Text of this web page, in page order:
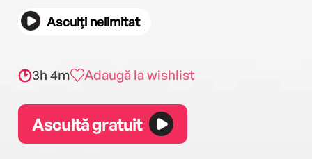
Asculți nelimitat
3h 4m Adaugă la wishlist
Ascultă gratuit